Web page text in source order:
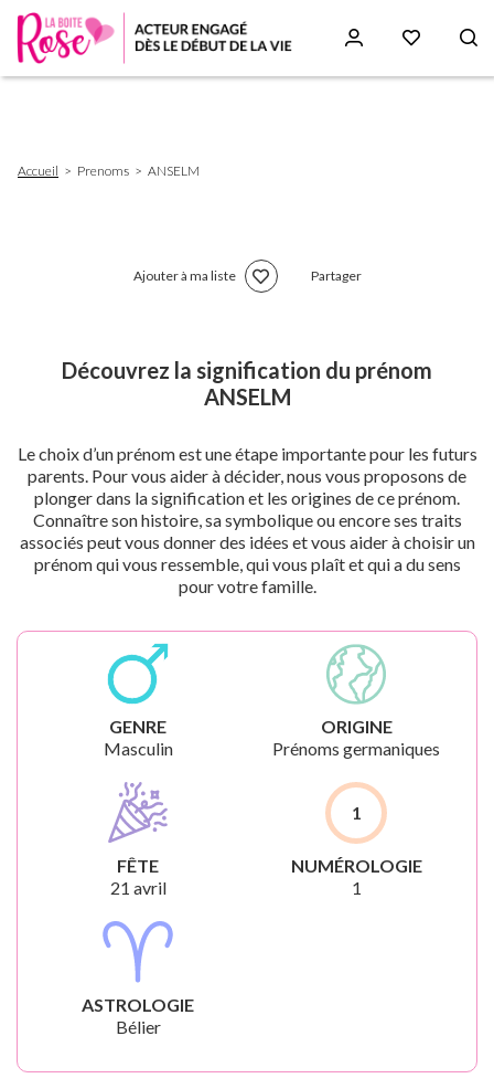
d'Ariane
Accueil Prenoms ANSELM
Ajouter à ma liste Partager
Découvrez la signification du prénom
ANSELM
Le choix d’un prénom est une étape importante pour les futurs
parents. Pour vous aider à décider, nous vous proposons de
plonger dans la signification et les origines de ce prénom.
Connaître son histoire, sa symbolique ou encore ses traits
associés peut vous donner des idées et vous aider à choisir un
prénom qui vous ressemble, qui vous plaît et qui a du sens
pour votre famille.
GENRE
Masculin
ORIGINE
Prénoms germaniques
FÊTE
21 avril
1
NUMÉROLOGIE
1
ASTROLOGIE
Bélier